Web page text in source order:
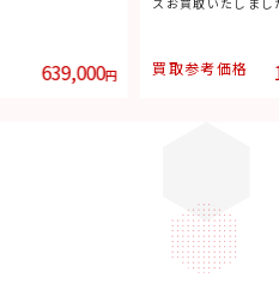
639,000円 買取参考価格